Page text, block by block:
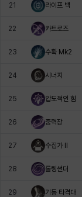
21 라이프 백
22 카트로즈
23 수확 Mk2
24 시너지
25 압도적인 힘
26 중력장
27 수집가 II
28 롤링썬더
29 기동 타격대